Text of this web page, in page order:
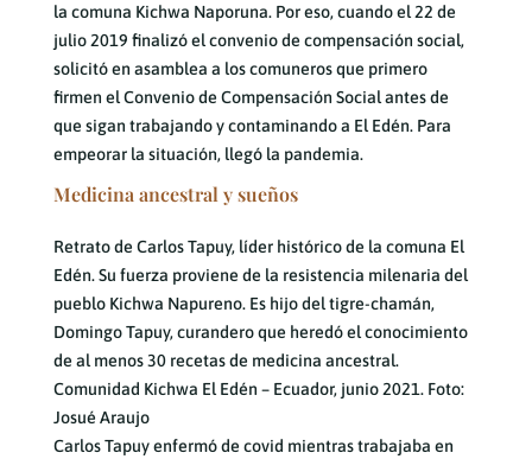
la comuna Kichwa Naporuna. Por eso, cuando el 22 de
julio 2019 finalizó el convenio de compensación social,
solicitó en asamblea a los comuneros que primero
firmen el Convenio de Compensación Social antes de
que sigan trabajando y contaminando a El Edén. Para
empeorar la situación, llegó la pandemia.
Medicina ancestral y sueños
Retrato de Carlos Tapuy, líder histórico de la comuna El
Edén. Su fuerza proviene de la resistencia milenaria del
pueblo Kichwa Napureno. Es hijo del tigre-chamán,
Domingo Tapuy, curandero que heredó el conocimiento
de al menos 30 recetas de medicina ancestral.
Comunidad Kichwa El Edén – Ecuador, junio 2021. Foto:
Josué Araujo
Carlos Tapuy enfermó de covid mientras trabajaba en